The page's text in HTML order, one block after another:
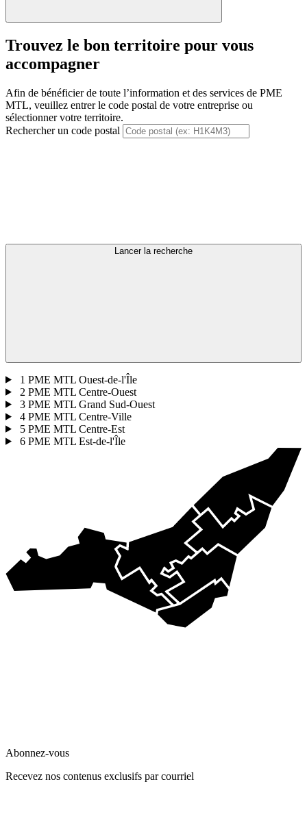
Trouvez le bon territoire pour vous
accompagner
Afin de bénéficier de toute l’information et des services de PME
MTL, veuillez entrer le code postal de votre entreprise ou
sélectionner votre territoire.
Rechercher un code postal
Lancer la recherche
1 PME MTL Ouest-de-l'Île
2 PME MTL Centre-Ouest
3 PME MTL Grand Sud-Ouest
4 PME MTL Centre-Ville
5 PME MTL Centre-Est
6 PME MTL Est-de-l'Île
Abonnez-vous
Recevez nos contenus exclusifs par courriel